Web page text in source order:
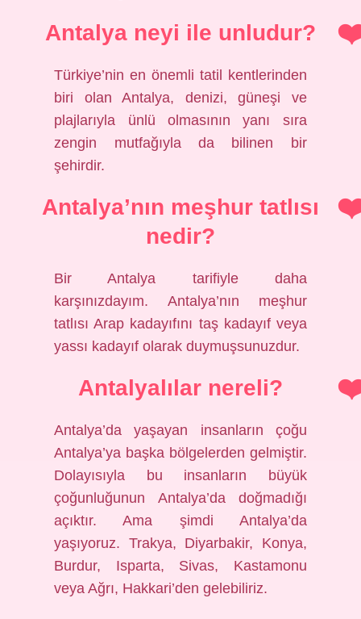
Antalya neyi ile unludur?
Türkiye’nin en önemli tatil kentlerinden
biri olan Antalya, denizi, güneşi ve
plajlarıyla ünlü olmasının yanı sıra
zengin mutfağıyla da bilinen bir
şehirdir.
Antalya’nın meşhur tatlısı
nedir?
Bir Antalya tarifiyle daha
karşınızdayım. Antalya’nın meşhur
tatlısı Arap kadayıfını taş kadayıf veya
yassı kadayıf olarak duymuşsunuzdur.
Antalyalılar nereli?
Antalya’da yaşayan insanların çoğu
Antalya’ya başka bölgelerden gelmiştir.
Dolayısıyla bu insanların büyük
çoğunluğunun Antalya’da doğmadığı
açıktır. Ama şimdi Antalya’da
yaşıyoruz. Trakya, Diyarbakir, Konya,
Burdur, Isparta, Sivas, Kastamonu
veya Ağrı, Hakkari’den gelebiliriz.